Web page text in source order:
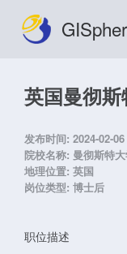
英国曼彻
发布时间: 2024-02-06
院校名称: 曼彻斯特
地理位置: 英国
岗位类型: 博士后
职位描述